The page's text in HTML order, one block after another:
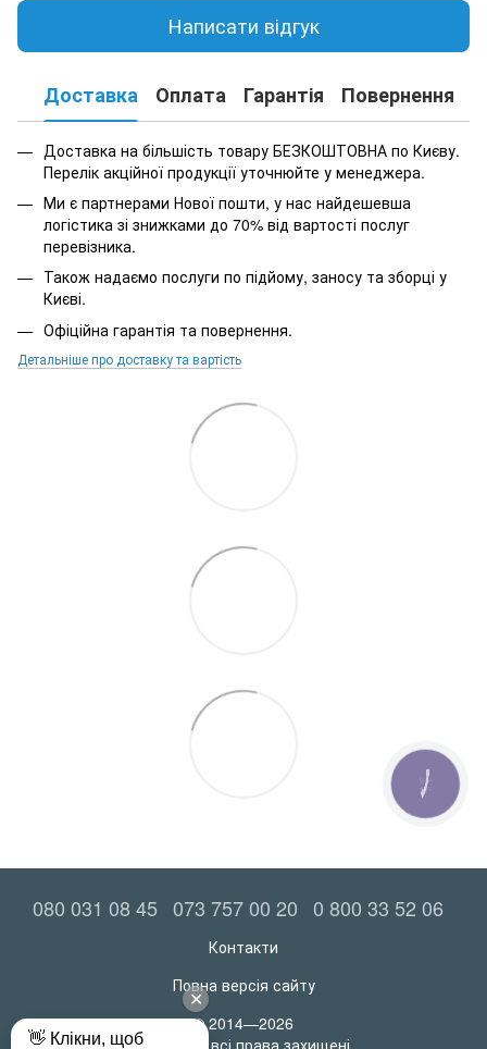
Написати відгук
Доставка Оплата Гарантія Повернення
Доставка на більшість товару БЕЗКОШТОВНА по Києву.
Перелік акційної продукції уточнюйте у менеджера.
Ми є партнерами Нової пошти, у нас найдешевша
логістика зі знижками до 70% від вартості послуг
перевізника.
Також надаємо послуги по підйому, заносу та зборці у
Києві.
Офіційна гарантія та повернення.
Детальніше про доставку та вартість
080 031 08 45 073 757 00 20 0 800 33 52 06
Контакти
Повна версія сайту
© 2014—2026
КНОПКА
ЗВ'ЯЗКУ